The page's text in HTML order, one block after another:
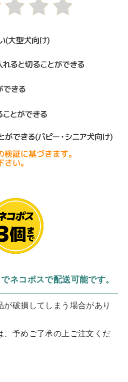
ネコポスで配送可能です。
破損してしまう場合があり
、予めご了承の上ご注文くだ